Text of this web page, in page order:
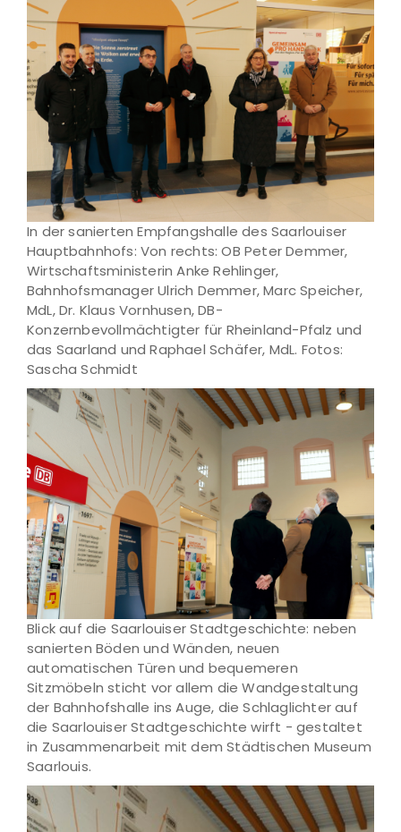
In der sanierten Empfangshalle des Saarlouiser
Hauptbahnhofs: Von rechts: OB Peter Demmer,
Wirtschaftsministerin Anke Rehlinger,
Bahnhofsmanager Ulrich Demmer, Marc Speicher,
MdL, Dr. Klaus Vornhusen, DB-
Konzernbevollmächtigter für Rheinland-Pfalz und
das Saarland und Raphael Schäfer, MdL. Fotos:
Sascha Schmidt
Blick auf die Saarlouiser Stadtgeschichte: neben
sanierten Böden und Wänden, neuen
automatischen Türen und bequemeren
Sitzmöbeln sticht vor allem die Wandgestaltung
der Bahnhofshalle ins Auge, die Schlaglichter auf
die Saarlouiser Stadtgeschichte wirft - gestaltet
in Zusammenarbeit mit dem Städtischen Museum
Saarlouis.